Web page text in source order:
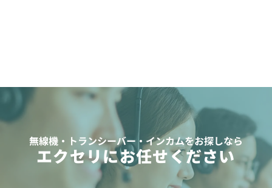
無線機・トランシーバー・インカムをお探しなら
エクセリにお任せください